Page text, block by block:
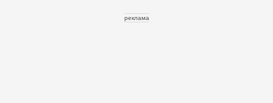
реклама